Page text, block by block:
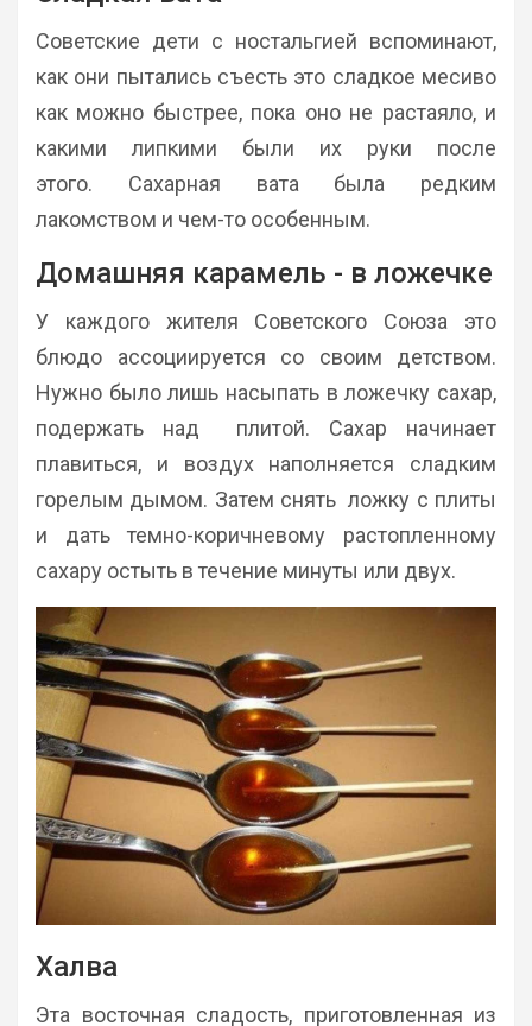
Советские дети с ностальгией вспоминают,
как они пытались съесть это сладкое месиво
как можно быстрее, пока оно не растаяло, и
какими липкими были их руки после
этого. Сахарная вата была редким
лакомством и чем-то особенным.
Домашняя карамель - в ложечке
У каждого жителя Советского Союза это
блюдо ассоциируется со своим детством.
Нужно было лишь насыпать в ложечку сахар,
подержать над плитой. Сахар начинает
плавиться, и воздух наполняется сладким
горелым дымом. Затем снять ложку с плиты
и дать темно-коричневому растопленному
сахару остыть в течение минуты или двух.
Халва
Эта восточная сладость, приготовленная из